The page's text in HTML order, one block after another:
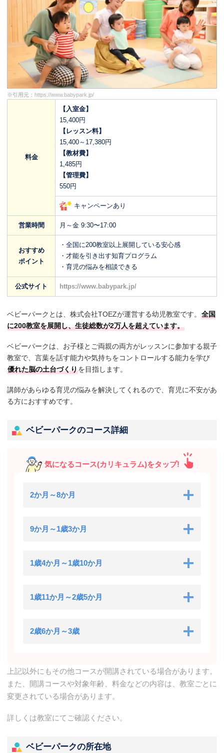
※引用元： https://www.babypark.jp/
料金
【入室金】
15,400円
【レッスン料】
15,400～17,380円
【教材費】
1,485円
【管理費】
550円
キャンペーンあり
営業時間 月～金 9:30〜17:00
おすすめ
ポイント
・全国に200教室以上展開している安心感
・才能を引き出す知育プログラム
・育児の悩みを相談できる
公式サイト https://www.babypark.jp/
ベビーパークとは、株式会社TOEZが運営する幼児教室です。 全国
に200教室を展開し、生徒総数が2万人を超えています。
ベビーパークは、お子様とご両親の両方がレッスンに参加する親子
教室で、言葉を話す能力や気持ちをコントロールする能力を学び
優れた脳の土台づくりを目指します。
講師があらゆる育児の悩みを解決してくれるので、育児に不安があ
る方におすすめです。
ベビーパークのコース詳細
気になるコース(カリキュラム)をタップ!
2か月～8か月
9か月～1歳3か月
1歳4か月～1歳10か月
1歳11か月～2歳5か月
2歳6か月～3歳
上記以外にもその他コースが開講されている場合があります。
また、開講コースや対象年齢、料金などの内容は、教室ごとに
変更されている場合があります。
詳しくは教室にてご確認ください。
ベビーパークの所在地